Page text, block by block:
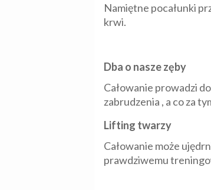
Namiętne pocałunki
krwi.
Dba o nasze zęby
Całowanie prowadzi
zabrudzenia , a co za
Lifting twarzy
Całowanie może
prawdziwemu